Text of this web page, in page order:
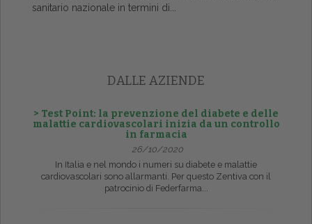
sanitario nazionale in termini di...
DALLE AZIENDE
> Test Point: la prevenzione del diabete e delle
malattie cardiovascolari inizia da un controllo
in farmacia
26/10/2020
In Italia e nel mondo i numeri su diabete e malattie
cardiovascolari sono allarmanti. Per questo Zentiva con il
patrocinio di Federfarma...